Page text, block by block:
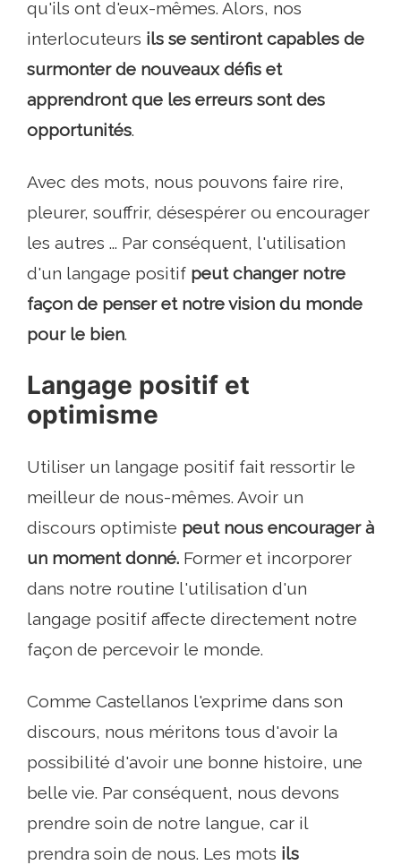
qu'ils ont d'eux-mêmes. Alors, nos
interlocuteurs ils se sentiront capables de
surmonter de nouveaux défis et
apprendront que les erreurs sont des
opportunités.
Avec des mots, nous pouvons faire rire,
pleurer, souffrir, désespérer ou encourager
les autres ... Par conséquent, l'utilisation
d'un langage positif peut changer notre
façon de penser et notre vision du monde
pour le bien.
Langage positif et
optimisme
Utiliser un langage positif fait ressortir le
meilleur de nous-mêmes. Avoir un
discours optimiste peut nous encourager à
un moment donné. Former et incorporer
dans notre routine l'utilisation d'un
langage positif affecte directement notre
façon de percevoir le monde.
Comme Castellanos l'exprime dans son
discours, nous méritons tous d'avoir la
possibilité d'avoir une bonne histoire, une
belle vie. Par conséquent, nous devons
prendre soin de notre langue, car il
prendra soin de nous. Les mots ils